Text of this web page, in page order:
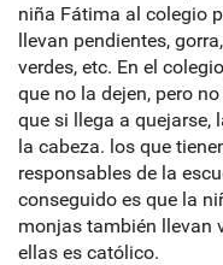
niña Fátima al colegio
llevan pendientes,
verdes, etc. En el
que no la dejen, pero
que si llega a quejarse,
la cabeza. los que
responsables de la
conseguido es que la
monjas también llevan
ellas es católico.